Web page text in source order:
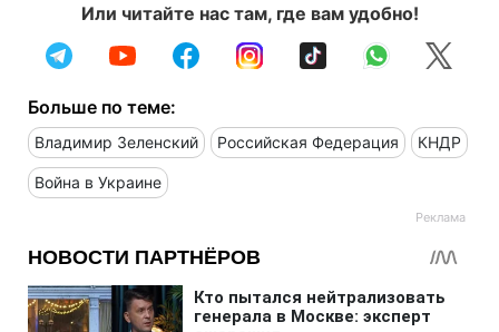
Или читайте нас там, где вам удобно!
Больше по теме:
Владимир Зеленский Российская Федерация КНДР
Война в Украине